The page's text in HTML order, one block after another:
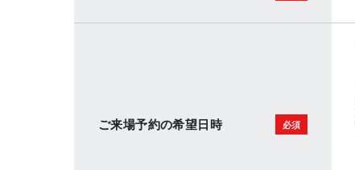
ご来場予約の希望日時